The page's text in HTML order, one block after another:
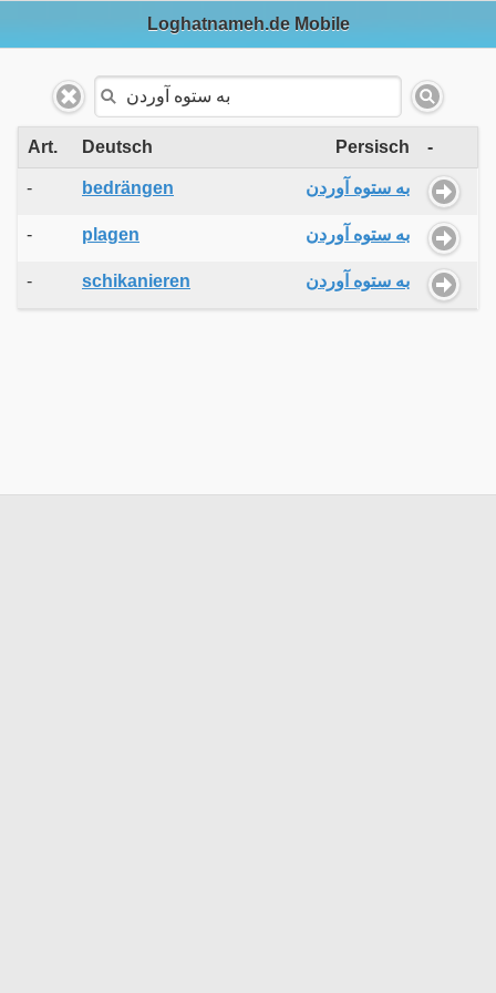
Loghatnameh.de Mobile
Art. Deutsch Persisch -
- bedrängen به ستوه آوردن
- plagen به ستوه آوردن
- schikanieren به ستوه آوردن